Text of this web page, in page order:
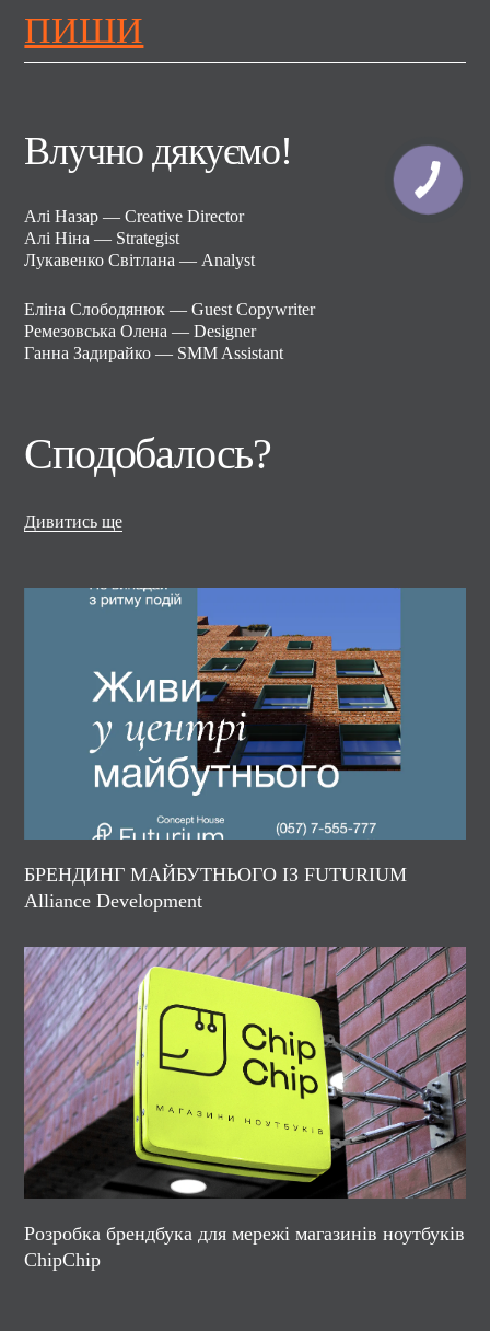
ПИШИ
Влучно дякуємо!
Алі Назар — Creative Director
Алі Ніна — Strategist
Лукавенко Світлана — Analyst
Еліна Слободянюк — Guest Copywriter
Ремезовська Олена — Designer
Ганна Задирайко — SMM Assistant
Сподобалось?
Дивитись ще
БРЕНДИНГ МАЙБУТНЬОГО ІЗ FUTURIUM
Alliance Development
Розробка брендбука для мережі магазинів ноутбуків
ChipChip